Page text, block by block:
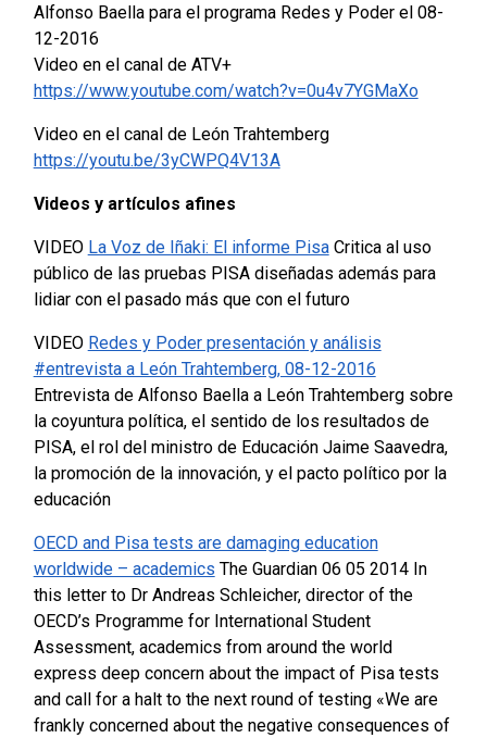
Alfonso Baella para el programa Redes y Poder el 08-
12-2016
Video en el canal de ATV+
https://www.youtube.com/watch?v=0u4v7YGMaXo
Video en el canal de León Trahtemberg
https://youtu.be/3yCWPQ4V13A
Videos y artículos afines
VIDEO La Voz de Iñaki: El informe Pisa Critica al uso
público de las pruebas PISA diseñadas además para
lidiar con el pasado más que con el futuro
VIDEO Redes y Poder presentación y análisis
#entrevista a León Trahtemberg, 08-12-2016
Entrevista de Alfonso Baella a León Trahtemberg sobre
la coyuntura política, el sentido de los resultados de
PISA, el rol del ministro de Educación Jaime Saavedra,
la promoción de la innovación, y el pacto político por la
educación
OECD and Pisa tests are damaging education
worldwide – academics The Guardian 06 05 2014 In
this letter to Dr Andreas Schleicher, director of the
OECD’s Programme for International Student
Assessment, academics from around the world
express deep concern about the impact of Pisa tests
and call for a halt to the next round of testing «We are
frankly concerned about the negative consequences of